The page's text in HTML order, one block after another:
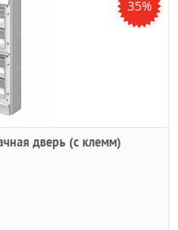
35%
дверь (с клемм)